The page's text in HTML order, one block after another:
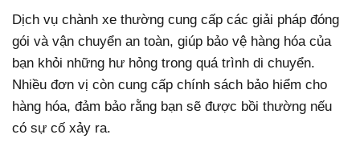
Dịch vụ chành xe thường cung cấp các giải pháp đóng
gói và vận chuyển an toàn, giúp bảo vệ hàng hóa của
bạn khỏi những hư hỏng trong quá trình di chuyển.
Nhiều đơn vị còn cung cấp chính sách bảo hiểm cho
hàng hóa, đảm bảo rằng bạn sẽ được bồi thường nếu
có sự cố xảy ra.